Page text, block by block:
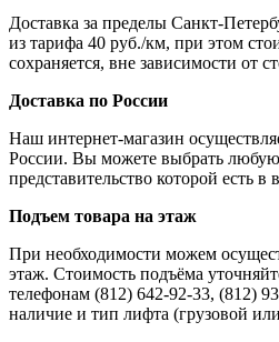
Доставка за пределы Санкт-
из тарифа 40 руб./км, при этом
сохраняется, вне зависимости от
Доставка по России
Наш интернет-магазин
России. Вы можете выбрать
представительство которой есть в
Подъем товара на этаж
При необходимости можем
этаж. Стоимость подъёма
телефонам (812) 642-92-33, (812)
наличие и тип лифта (грузовой